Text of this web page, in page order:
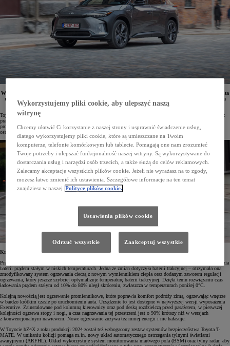
W salonach Toyoty można już zamawiać Toyotę bZ4X z 2024 roku produkcji. Ceny odświeżonego auta
rozpoczynają się od 193 900 zł, a wszystkie wersje elektrycznego SUV-a kwalifikują się do uzyskania
dofinansowania w ramach programu „Mój Elektryk”.
Toyota wprowadziła serię innowacji do swojego elektrycznego SUV-a, które zwiększają komfort podróży oraz
praktyczność i wygodę użytkowania auta. Toyota bZ4X z roku produkcji 2024 zyskała m.in. ogrzewanie
promiennikowe dla kierowcy i pasażera przedniego fotela, a jej wyższe wersje – również automatyczne
ostrzeganie tylnymi światłami awaryjnymi (ARFHL) oraz cyfrowy kluczyk.
Krótszy czas ładowania i jeszcze więcej technologii
Pracując nad Toyotą bZ4X z 2024 roku produkcji, inżynierowie marki skupili się na skróceniu czasu ładowania
baterii prądem stałym w niskich temperaturach. Jedna ze zmian dotyczyła baterii trakcyjnej – otrzymała ona
zmodyfikowany system ogrzewania cieczą z nowym wymiennikiem ciepła oraz dodanym zaworem regulacji
ogrzewania, który jeszcze szybciej optymalizuje temperaturę baterii trakcyjnej. Dzięki temu rozwiązaniu czas
ładowania prądem stałym od 10% do 80% uległ skróceniu, zwłaszcza w temperaturach poniżej 0°C.
Kolejną nowością jest ogrzewanie promiennikowe, które poprawia komfort podróży zimą, ogrzewając wnętrze
w bardzo krótkim czasie po uruchomieniu auta. Urządzenie to jest dostępne w najwyższej wersji wyposażenia
Executive. Zainstalowane pod kolumną kierownicy oraz pod deską rozdzielczą przed pasażerem, w pierwszej
kolejności ogrzewa stopy i nogi, a czas nagrzewania tej przestrzeni jest o 90% krótszy niż w wersjach
z konwencjonalnym nawiewem. Nowe ogrzewanie zużywa też mniej energii i nie hałasuje.
W Toyocie bZ4X z roku produkcji 2024 został też wzbogacony zestaw systemów bezpieczeństwa Toyota T-
MATE. W unikaniu kolizji pomaga m.in. nowy układ automatycznego ostrzegania tylnymi światłami
awaryjnymi (ARFHL). Układ wykorzystuje system monitorowania martwego pola (BSM) oraz tylny radar, aby
Wykorzystujemy pliki cookie, aby ulepszyć naszą
witrynę
Chcemy ułatwić Ci korzystanie z naszej strony i usprawnić świadczenie usług,
dlatego wykorzystujemy pliki cookie, które są umieszczane na Twoim
komputerze, telefonie komórkowym lub tablecie. Pomagają one nam zrozumieć
Twoje potrzeby i ulepszać funkcjonalność naszej witryny. Są wykorzystywane do
dostarczania usług i narzędzi osób trzecich, a także służą do celów reklamowych.
Zalecamy akceptację wszystkich plików cookie. Jeżeli nie wyrażasz na to zgody,
możesz łatwo zmienić ich ustawienia. Szczegółowe informacje na ten temat
znajdziesz w naszej Polityce plików cookie.
Ustawienia plików cookie
Odrzuć wszystkie Zaakceptuj wszystkie